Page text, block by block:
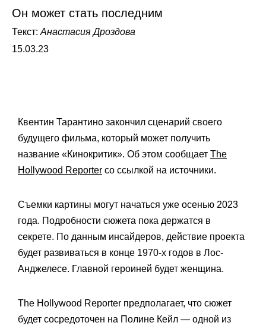
Он может стать последним
Текст: Анастасия Дроздова
15.03.23
Квентин Тарантино закончил сценарий своего
будущего фильма, который может получить
название «Кинокритик». Об этом сообщает The
Hollywood Reporter со ссылкой на источники.
Съемки картины могут начаться уже осенью 2023
года. Подробности сюжета пока держатся в
секрете. По данным инсайдеров, действие проекта
будет развиваться в конце 1970-х годов в Лос-
Анджелесе. Главной героиней будет женщина.
The Hollywood Reporter предполагает, что сюжет
будет сосредоточен на Полине Кейл — одной из